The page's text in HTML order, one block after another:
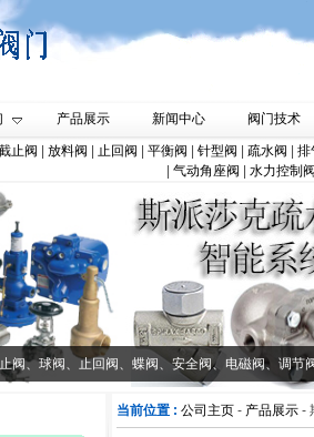
产品展示 新闻中心 阀门技术
止阀 放料阀 止回阀 平衡阀 针型阀 疏水阀
排
气动角座阀 水力控制
阀、球阀、止回阀、蝶阀、安全阀、电磁阀、调节
当前位置 : 公司主页 - 产品展示 -